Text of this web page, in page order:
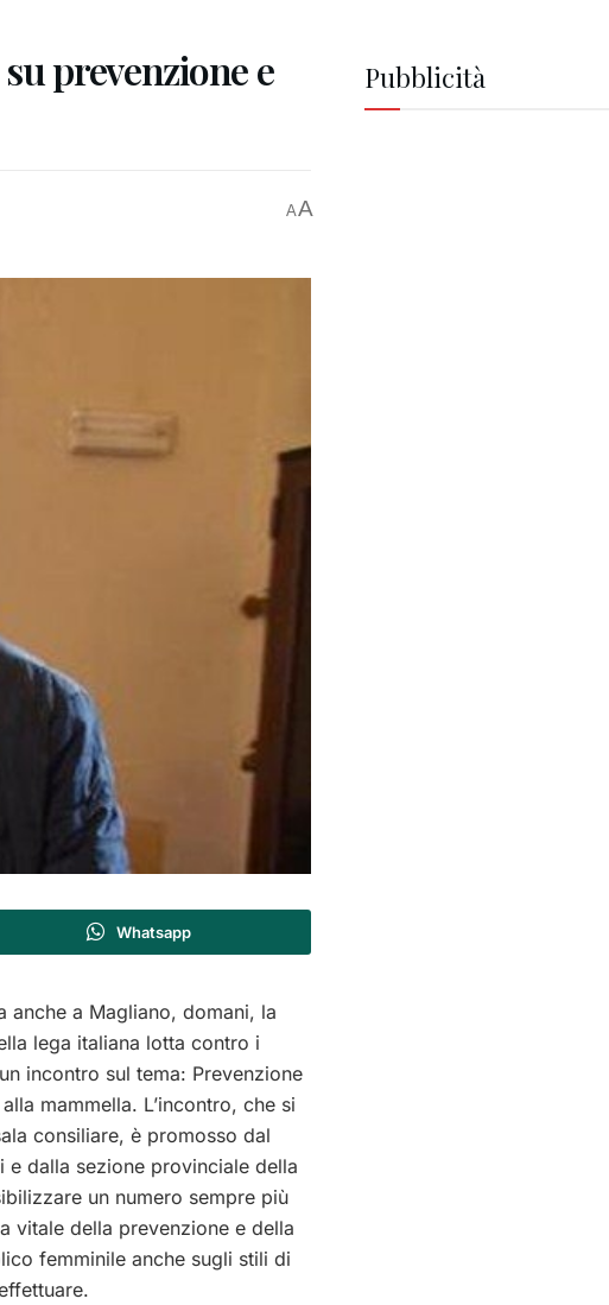
prevenzione e
AA
Whatsapp
anche a Magliano, domani, la
lega italiana lotta contro i
incontro sul tema: Prevenzione
mammella. L’incontro, che si
consiliare, è promosso dal
e dalla sezione provinciale della
un numero sempre più
vitale della prevenzione e della
femminile anche sugli stili di
Pubblicità